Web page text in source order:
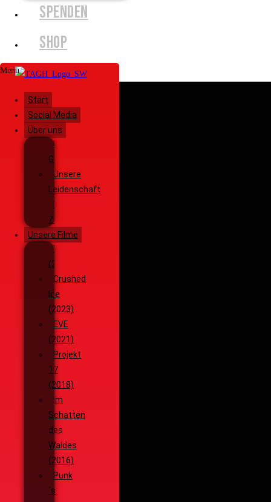
SPENDEN
SHOP
Menü
Start
Social Media
Über uns
Unsere
Geschichte
Unsere
Leidenschaft
Unsere
Ziele
Unsere Filme
Wenja
(2025)
Crushed
Ice
(2023)
EVE
(2021)
Projekt
17
(2018)
Im
Schatten
des
Waldes
(2016)
Punk
´s